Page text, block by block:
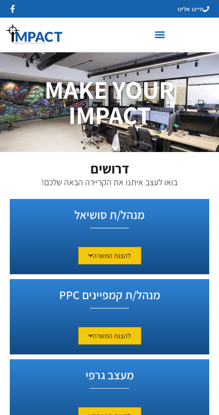
חייגו אלינו
MAKE YOUR
IMPACT
דרושים
בואו לעצב איתנו את הקריירה הבאה שלכם!
מנהל/ת סושיאל
להצגת המשרה
מנהל/ת קמפיינים PPC
להצגת המשרה
מעצב גרפי